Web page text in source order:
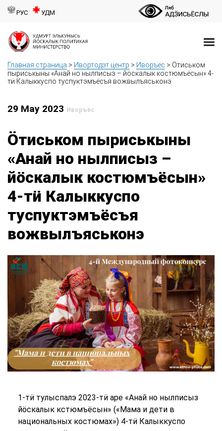
РУС УДМ
Главная страница > Ивортодэт центр > Иворъёс > Ӧтиськом
пыриськыны «Анай но нылписыз – йӧскалык костюмъёсын» 4-
тӥ Калыккуспо туспуктэмъёсъя вожвылъяськонэ
29 May 2023 Иворъёс
Ӧтиськом пыриськыны
«Анай но нылписыз –
йӧскалык костюмъёсын»
4-тӥ Калыккуспо
туспуктэмъёсъя
вожвылъяськонэ
1-тӥ тулыспалэ 2023-тӥ аре «Анай но нылписыз
йӧскалык кстюмъёсын» («Мама и дети в
национальных костюмах») 4-тӥ Калыккуспо